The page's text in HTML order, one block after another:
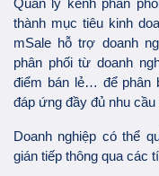
thành mục tiêu kinh
mSale hỗ trợ doanh
phân phối từ doanh
điểm bán lẻ… để phân
đáp ứng đầy đủ nhu
Doanh nghiệp có thể
gián tiếp thông qua các